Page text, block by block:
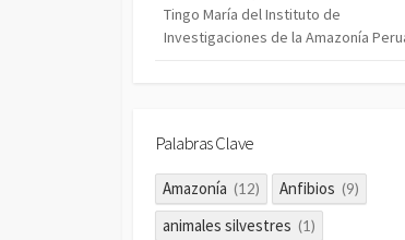
Tingo María del Instituto de
Investigaciones de la Amazonía
Palabras Clave
Amazonía (12) Anfibios (9)
animales silvestres (1)